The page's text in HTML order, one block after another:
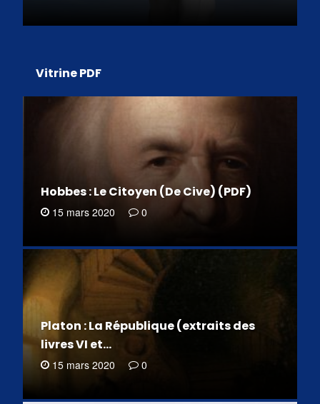
Vitrine PDF
Hobbes : Le Citoyen (De Cive) (PDF)
15 mars 2020 0
Platon : La République (extraits des
livres VI et…
15 mars 2020 0